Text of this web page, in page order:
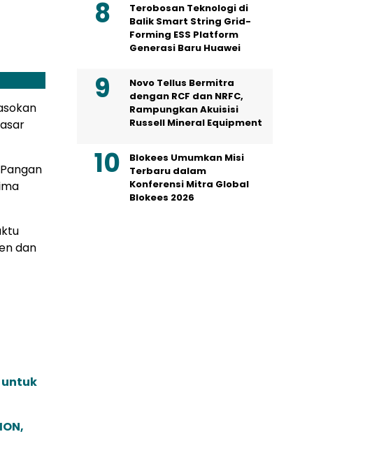
dan
untuk
Terobosan Teknologi di
Balik Smart String Grid-
Forming ESS Platform
Generasi Baru Huawei
Novo Tellus Bermitra
dengan RCF dan NRFC,
Rampungkan Akuisisi
Russell Mineral Equipment
Blokees Umumkan Misi
Terbaru dalam
Konferensi Mitra Global
Blokees 2026